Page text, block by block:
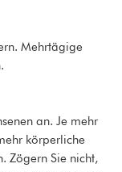
Mehrtägige
an. Je mehr
körperliche
Zögern Sie nicht,